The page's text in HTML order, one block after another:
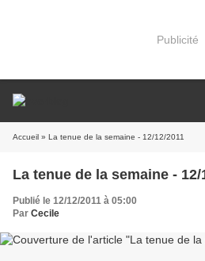
Publicité
Accueil » La tenue de la semaine - 12/12/2011
La tenue de la semaine - 12/
Publié le 12/12/2011 à 05:00
Par Cecile